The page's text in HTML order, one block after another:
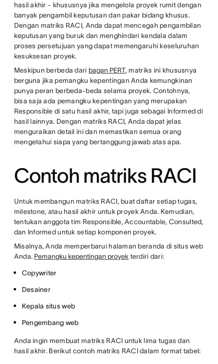
hasil akhir - khususnya jika mengelola proyek rumit dengan
banyak pengambil keputusan dan pakar bidang khusus.
Dengan matriks RACI, Anda dapat mencegah pengambilan
keputusan yang buruk dan menghindari kendala dalam
proses persetujuan yang dapat memengaruhi keseluruhan
kesuksesan proyek.
Meskipun berbeda dari bagan PERT, matriks ini khususnya
berguna jika pemangku kepentingan Anda kemungkinan
punya peran berbeda-beda selama proyek. Contohnya,
bisa saja ada pemangku kepentingan yang merupakan
Responsible di satu hasil akhir, tapi juga sebagai Informed di
hasil lainnya. Dengan matriks RACI, Anda dapat jelas
menguraikan detail ini dan memastikan semua orang
mengetahui siapa yang bertanggung jawab atas apa.
Contoh matriks RACI
Untuk membangun matriks RACI, buat daftar setiap tugas,
milestone, atau hasil akhir untuk proyek Anda. Kemudian,
tentukan anggota tim Responsible, Accountable, Consulted,
dan Informed untuk setiap komponen proyek.
Misalnya, Anda memperbarui halaman beranda di situs web
Anda. Pemangku kepentingan proyek terdiri dari:
Copywriter
Desainer
Kepala situs web
Pengembang web
Anda ingin membuat matriks RACI untuk lima tugas dan
hasil akhir. Berikut contoh matriks RACI dalam format tabel: